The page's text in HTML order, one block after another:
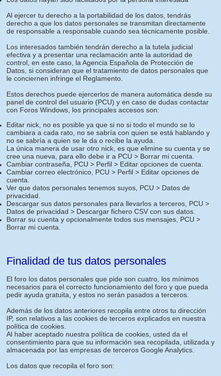
Al ejercer tu derecho a la portabilidad de los datos, tendrás
derecho a que los datos personales se transmitan directamente
de responsable a responsable cuando sea técnicamente posible.
Los interesados también tendrán derecho a la tutela judicial
efectiva y a presentar una reclamación ante la autoridad de
control, en este caso, la Agencia Española de Protección de
Datos, si consideran que el tratamiento de datos personales que
le conciernen infringe el Reglamento.
Estos derechos puede ejercerlos de manera automática desde su
panel de control del usuario (PCU) y en caso de dudas contactar
con Foros Windows, los principales accesos son:
Editar nick, no es posible ya que si no si todo el mundo se lo
cambiara a cada rato, no se sabría con quien se está hablando y
no se sabría a quien se le da o recibe la ayuda.
La única manera de usar otro nick, es que elimine su cuenta y se
cree una nueva, para ello debe ir a PCU > Borrar mi cuenta.
Cambiar contraseña, PCU > Perfil > Editar opciones de cuenta.
Cambiar correo electrónico, PCU > Perfil > Editar opciones de
cuenta.
Ver que datos personales tenemos suyos, PCU > Datos de
privacidad.
Descargar sus datos personales para llevarlos a terceros, PCU >
Datos de privacidad > Descargar fichero CSV con sus datos.
Borrar su cuenta y opcionalmente todos sus mensajes, PCU >
Borrar mi cuenta.
Finalidad de tus datos personales
El foro los datos personales que pide son cuatro, los mínimos
necesarios para el correcto funcionamiento del foro y que pueda
pedir ayuda gratuita, y estos no serán pasados a terceros.
Además de los datos anteriores recopila entre otros tu dirección
IP, son relativos a las cookies de terceros explicados en nuestra
política de cookies.
Al haber aceptado nuestra política de cookies, usted da el
consentimiento para que su información sea recopilada, utilizada y
almacenada por las empresas de terceros Google Analytics.
Los datos que recopila el foro son: